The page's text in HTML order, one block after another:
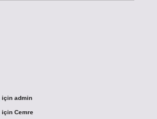
için admin
için Cemre